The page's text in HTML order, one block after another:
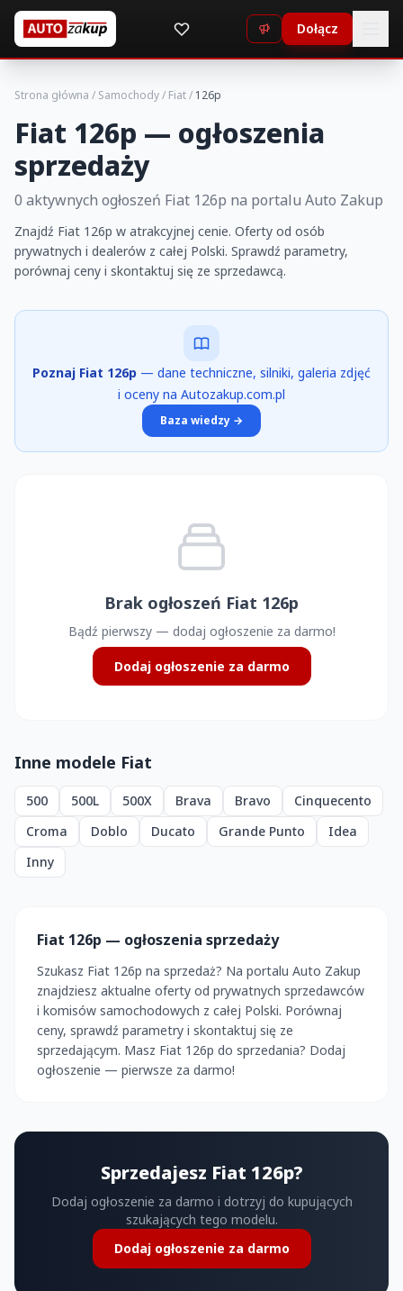
Dołącz
Strona główna / Samochody/ Fiat/ 126p
Fiat 126p — ogłoszenia
sprzedaży
0 aktywnych ogłoszeń Fiat 126p na portalu Auto Zakup
Znajdź Fiat 126p w atrakcyjnej cenie. Oferty od osób
prywatnych i dealerów z całej Polski. Sprawdź parametry,
porównaj ceny i skontaktuj się ze sprzedawcą.
Poznaj Fiat 126p — dane techniczne, silniki, galeria zdjęć
i oceny na Autozakup.com.pl
Baza wiedzy →
Brak ogłoszeń Fiat 126p
Bądź pierwszy — dodaj ogłoszenie za darmo!
Dodaj ogłoszenie za darmo
Inne modele Fiat
500 500L 500X Brava Bravo
Cinquecento
Croma
Doblo Ducato Grande Punto
Idea
Inny
Fiat 126p — ogłoszenia sprzedaży
Szukasz Fiat 126p na sprzedaż? Na portalu Auto Zakup
znajdziesz aktualne oferty od prywatnych sprzedawców
i komisów samochodowych z całej Polski. Porównaj
ceny, sprawdź parametry i skontaktuj się ze
sprzedającym. Masz Fiat 126p do sprzedania? Dodaj
ogłoszenie — pierwsze za darmo!
Sprzedajesz Fiat 126p?
Dodaj ogłoszenie za darmo i dotrzyj do kupujących
szukających tego modelu.
Dodaj ogłoszenie za darmo